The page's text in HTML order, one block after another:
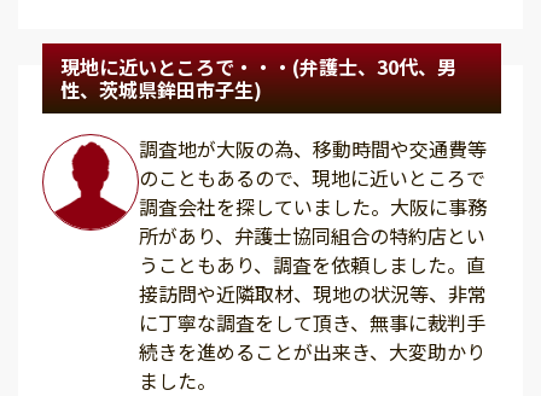
現地に近いところで・・・(弁護士、30代、男
性、茨城県鉾田市子生)
調査地が大阪の為、移動時間や交通費等
のこともあるので、現地に近いところで
調査会社を探していました。大阪に事務
所があり、弁護士協同組合の特約店とい
うこともあり、調査を依頼しました。直
接訪問や近隣取材、現地の状況等、非常
に丁寧な調査をして頂き、無事に裁判手
続きを進めることが出来き、大変助かり
ました。